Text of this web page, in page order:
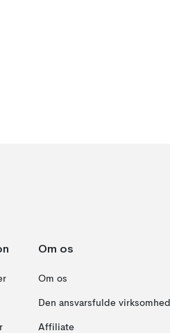
Om os
Om os
Den ansvarsfulde virksomhed
Affiliate